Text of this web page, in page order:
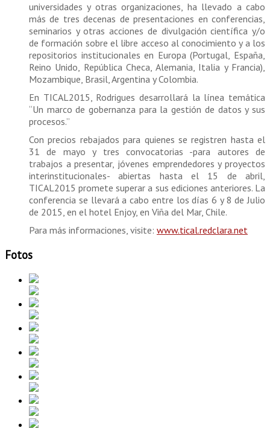
universidades y otras organizaciones, ha llevado a cabo
más de tres decenas de presentaciones en conferencias,
seminarios y otras acciones de divulgación científica y/o
de formación sobre el libre acceso al conocimiento y a los
repositorios institucionales en Europa (Portugal, España,
Reino Unido, República Checa, Alemania, Italia y Francia),
Mozambique, Brasil, Argentina y Colombia.
En TICAL2015, Rodrigues desarrollará la línea temática
“Un marco de gobernanza para la gestión de datos y sus
procesos.”
Con precios rebajados para quienes se registren hasta el
31 de mayo y tres convocatorias -para autores de
trabajos a presentar, jóvenes emprendedores y proyectos
interinstitucionales- abiertas hasta el 15 de abril,
TICAL2015 promete superar a sus ediciones anteriores. La
conferencia se llevará a cabo entre los días 6 y 8 de Julio
de 2015, en el hotel Enjoy, en Viña del Mar, Chile.
Para más informaciones, visite: www.tical.redclara.net
Fotos